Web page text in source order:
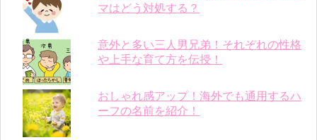
マはどう対処する？
意外と多い三人男兄弟！それぞれの性格
や上手な育て方を伝授！
おしゃれ感アップ！海外でも通用するハ
ーフの名前を紹介！